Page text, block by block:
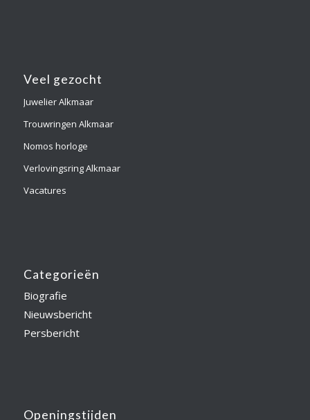
Veel gezocht
Juwelier Alkmaar
Trouwringen Alkmaar
Nomos horloge
Verlovingsring Alkmaar
Vacatures
Categorieën
Biografie
Nieuwsbericht
Persbericht
Openingstijden